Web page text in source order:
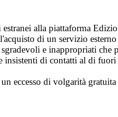
alla piattaforma
di un servizio
e inappropriati
di contatti al di
eccesso di volgarità